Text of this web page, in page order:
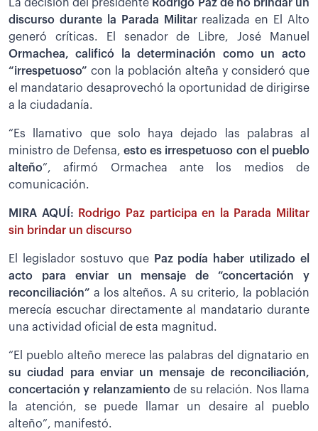
La decisión del presidente Rodrigo Paz de no brindar un
discurso durante la Parada Militar realizada en El Alto
generó críticas. El senador de Libre, José Manuel
Ormachea, calificó la determinación como un acto
“irrespetuoso” con la población alteña y consideró que
el mandatario desaprovechó la oportunidad de dirigirse
a la ciudadanía.
“Es llamativo que solo haya dejado las palabras al
ministro de Defensa, esto es irrespetuoso con el pueblo
alteño”, afirmó Ormachea ante los medios de
comunicación.
MIRA AQUÍ:
Rodrigo Paz participa en la Parada Militar
sin brindar un discurso
El legislador sostuvo que
Paz podía haber utilizado el
acto para enviar un mensaje de “concertación y
reconciliación” a los alteños. A su criterio, la población
merecía escuchar directamente al mandatario durante
una actividad oficial de esta magnitud.
“El pueblo alteño merece las palabras del dignatario en
su ciudad para enviar un mensaje de reconciliación,
concertación y relanzamientode su relación. Nos llama
la atención, se puede llamar un desaire al pueblo
alteño”, manifestó.